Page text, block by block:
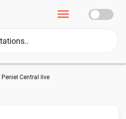
Peniel Central live